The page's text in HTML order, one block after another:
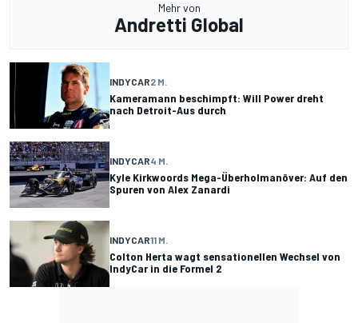
Mehr von
Andretti Global
INDYCAR2 M.
Kameramann beschimpft: Will Power dreht
nach Detroit-Aus durch
INDYCAR4 M.
Kyle Kirkwoords Mega-Überholmanöver: Auf den
Spuren von Alex Zanardi
INDYCAR11 M.
Colton Herta wagt sensationellen Wechsel von
IndyCar in die Formel 2